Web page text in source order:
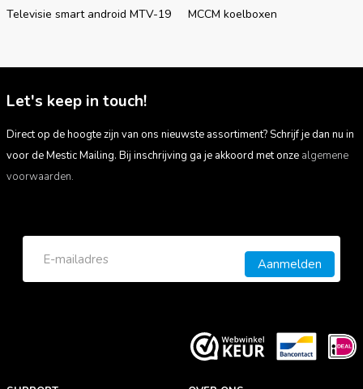
Televisie smart android MTV-19
MCCM koelboxen
Let's keep in touch!
Direct op de hoogte zijn van ons nieuwste assortiment? Schrijf je dan nu in
voor de Mestic Mailing. Bij inschrijving ga je akkoord met onze algemene
voorwaarden.
Aanmelden